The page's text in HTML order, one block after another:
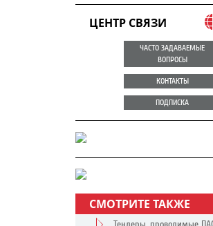
ЦЕНТР СВЯЗИ
ЧАСТО ЗАДАВАЕМЫЕ
ВОПРОСЫ
КОНТАКТЫ
ПОДПИСКА
СМОТРИТЕ ТАКЖЕ